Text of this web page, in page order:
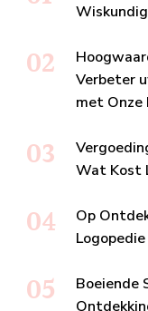
Verbeter
met Onze
Wat Kost
Op
Logopedie
Boeiende